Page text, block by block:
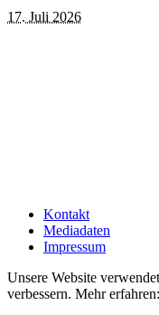
17. Juli 2026
Kontakt
Mediadaten
Impressum
Unsere Website
verbessern. Mehr erfahren: